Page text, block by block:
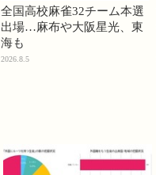
全国高校麻雀32チーム本選
出場…麻布や大阪星光、東
海も
2026.8.5